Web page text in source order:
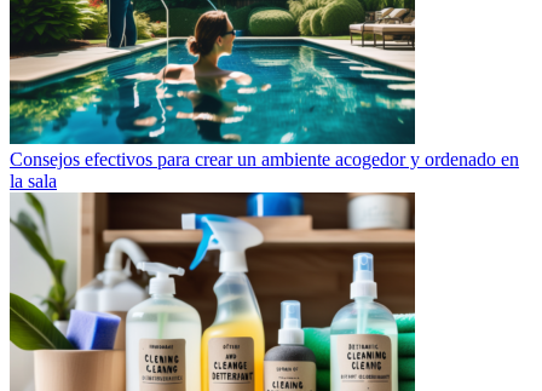
Consejos efectivos para crear un ambiente acogedor y ordenado en
la sala